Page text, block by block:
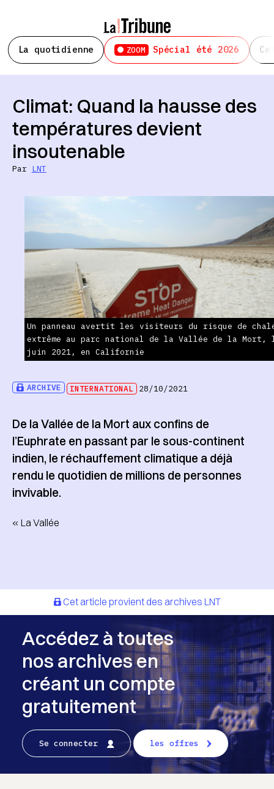
La quotidienne ZOOM Spécial été 2026
ARCHIVE INTERNATIONAL 28/10/2021
Climat: Quand la hausse des
températures devient
insoutenable
Par LNT
Un panneau avertit les visiteurs du risque de
extrême au parc national de la Vallée de la Mort,
juin 2021, en Californie
De la Vallée de la Mort aux confins de
l’Euphrate en passant par le sous-continent
indien, le réchauffement climatique a déjà
rendu le quotidien de millions de personnes
invivable.
« La Vallée
Cet article provient des archives LNT
Accédez à toutes
nos archives en
créant un compte
gratuitement
Se connecter les offres